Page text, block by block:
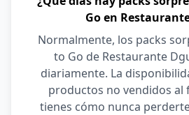
Go en
Normalmente, los packs
to Go de Restaurante
diariamente. La
productos no vendidos al
tienes cómo nunca